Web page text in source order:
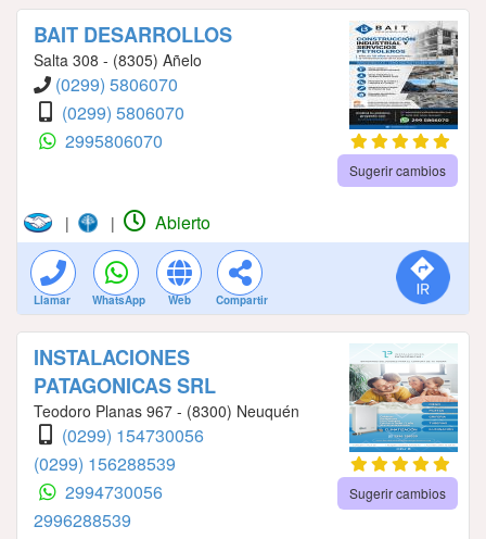
BAIT DESARROLLOS
Salta 308 - (8305) Añelo
(0299) 5806070
(0299) 5806070
2995806070
Sugerir cambios
| | Abierto
Llamar WhatsApp Web Compartir
INSTALACIONES
PATAGONICAS SRL
Teodoro Planas 967 - (8300) Neuquén
(0299) 154730056
(0299) 156288539
2994730056
2996288539
Sugerir cambios